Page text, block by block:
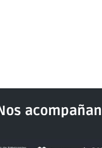
acompañan